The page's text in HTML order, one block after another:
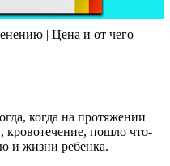
| Цена и от чего
когда на протяжении
кровотечение, пошло что-
и жизни ребенка.